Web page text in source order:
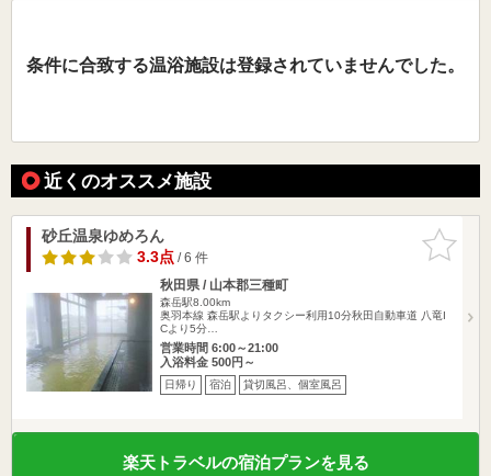
条件に合致する温浴施設は登録されていませんでした。
近くのオススメ施設
お気に入
りに追加
砂丘温泉ゆめろん
3.3点/ 6 件
秋田県 / 山本郡三種町
森岳駅8.00km
奥羽本線 森岳駅よりタクシー利用10分秋田自動車道 八竜I
Cより5分…
営業時間 6:00～21:00
入浴料金 500円～
日帰り 宿泊 貸切風呂、個室風呂
楽天トラベルの宿泊プランを見る